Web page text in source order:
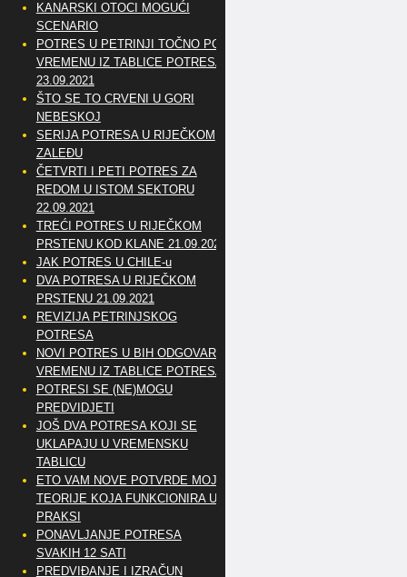
KANARSKI OTOCI MOGUĆI
SCENARIO
POTRES U PETRINJI TOČNO PO
VREMENU IZ TABLICE POTRESA
23.09.2021
ŠTO SE TO CRVENI U GORI
NEBESKOJ
SERIJA POTRESA U RIJEČKOM
ZALEĐU
ČETVRTI I PETI POTRES ZA
REDOM U ISTOM SEKTORU
22.09.2021
TREĆI POTRES U RIJEČKOM
PRSTENU KOD KLANE 21.09.2021
JAK POTRES U CHILE-u
DVA POTRESA U RIJEČKOM
PRSTENU 21.09.2021
REVIZIJA PETRINJSKOG
POTRESA
NOVI POTRES U BIH ODGOVARA
VREMENU IZ TABLICE POTRESA
POTRESI SE (NE)MOGU
PREDVIDJETI
JOŠ DVA POTRESA KOJI SE
UKLAPAJU U VREMENSKU
TABLICU
ETO VAM NOVE POTVRDE MOJE
TEORIJE KOJA FUNKCIONIRA U
PRAKSI
PONAVLJANJE POTRESA
SVAKIH 12 SATI
PREDVIĐANJE I IZRAČUN